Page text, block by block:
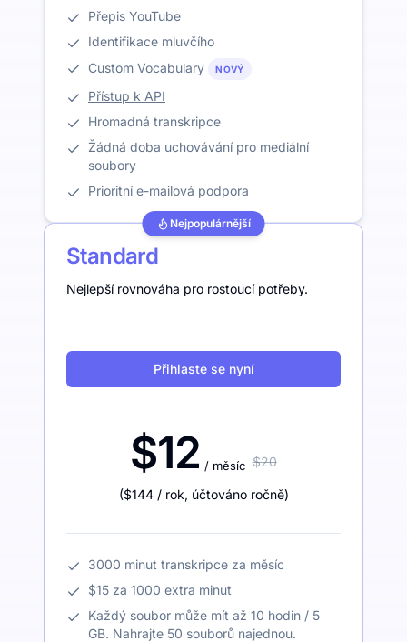
Přepis YouTube
Identifikace mluvčího
Custom Vocabulary
NOVÝ
Přístup k API
Hromadná transkripce
Žádná doba uchovávání pro mediální
soubory
Prioritní e-mailová podpora
Nejpopulárnější
Standard
Nejlepší rovnováha pro rostoucí potřeby.
Přihlaste se nyní
$12 / měsíc $20
($144 / rok, účtováno ročně)
3000 minut transkripce za měsíc
$15 za 1000 extra minut
Každý soubor může mít až 10 hodin / 5
GB. Nahrajte 50 souborů najednou.